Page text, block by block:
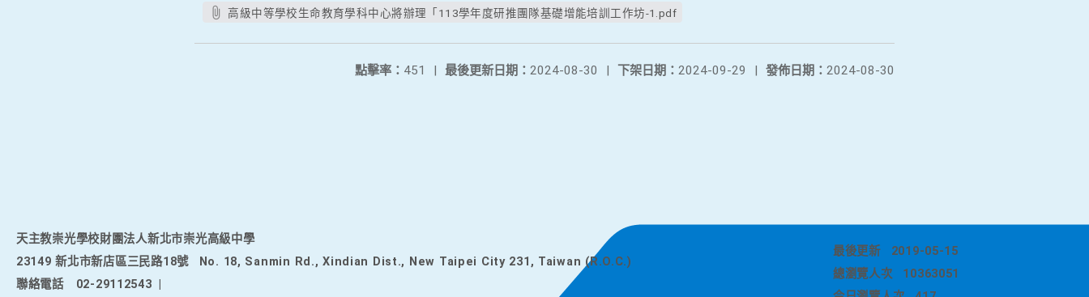
高級中等學校生命教育學科中心將辦理「113學年度研推團隊基礎增能培訓工作坊-1.pdf
發佈日期： 2024-08-30
下架日期： 2024-09-29 |
最後更新日期： 2024-08-30 |
點擊率： 451 |
天主教崇光學校財團法人新北市崇光高級中學
23149 新北市新店區三民路18號
No. 18, Sanmin Rd., Xindian Dist., New Taipei City 231, Taiwan (R.O.C.)
聯絡電話
02-29112543
最後更新
2019-05-15
總瀏覽人次
10363051